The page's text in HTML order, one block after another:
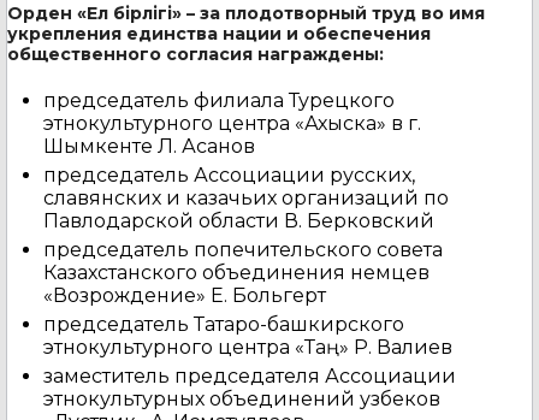
Орден «Ел бірлігі» – за плодотворный труд во имя
укрепления единства нации и обеспечения
общественного согласия награждены:
председатель филиала Турецкого
этнокультурного центра «Ахыска» в г.
Шымкенте Л. Асанов
председатель Ассоциации русских,
славянских и казачьих организаций по
Павлодарской области В. Берковский
председатель попечительского совета
Казахстанского объединения немцев
«Возрождение» Е. Больгерт
председатель Татаро-башкирского
этнокультурного центра «Таң» Р. Валиев
заместитель председателя Ассоциации
этнокультурных объединений узбеков